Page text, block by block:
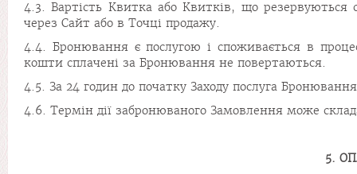
4.3. Вартість Квитка або Квитків, що
через Сайт або в Точці продажу.
4.4. Бронювання є послугою і споживається в
кошти сплачені за Бронювання не повертаються.
4.5. За 24 годин до початку Заходу послуга
4.6. Термін дії забронюваного Замовлення може
5.